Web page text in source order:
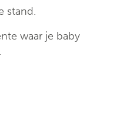
stand.
waar je baby